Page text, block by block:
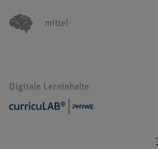
mittel
Digitale Lerninhalte